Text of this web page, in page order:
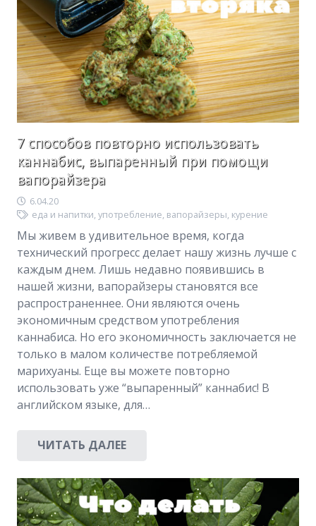
7 способов повторно использовать
каннабис, выпаренный при помощи
вапорайзера
6.04.20
еда и напитки ,употребление вапорайзеры курение
Мы живем в удивительное время, когда
технический прогресс делает нашу жизнь лучше с
каждым днем. Лишь недавно появившись в
нашей жизни, вапорайзеры становятся все
распространеннее. Они являются очень
экономичным средством употребления
каннабиса. Но его экономичность заключается не
только в малом количестве потребляемой
марихуаны. Еще вы можете повторно
использовать уже “выпаренный” каннабис! В
английском языке, для…
ЧИТАТЬ ДАЛЕЕ